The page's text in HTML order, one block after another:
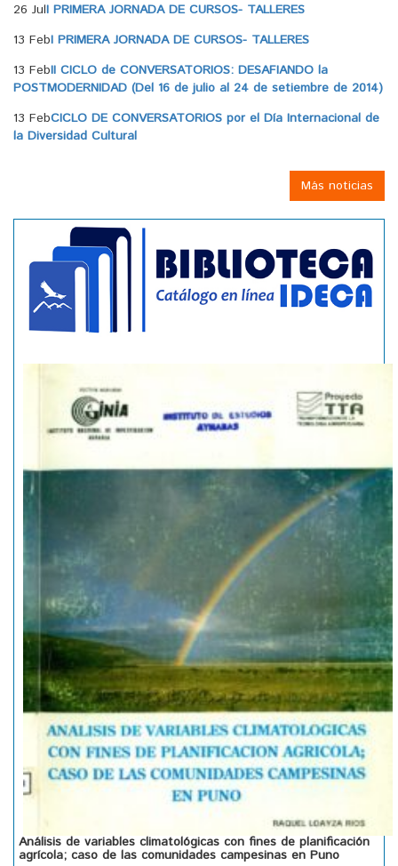
26 JulI PRIMERA JORNADA DE CURSOS- TALLERES
13 FebI PRIMERA JORNADA DE CURSOS- TALLERES
13 FebII CICLO de CONVERSATORIOS: DESAFIANDO la
POSTMODERNIDAD (Del 16 de julio al 24 de setiembre de 2014)
13 FebCICLO DE CONVERSATORIOS por el Día Internacional de
la Diversidad Cultural
Más noticias
Análisis de variables climatológicas con fines de planificación
agrícola; caso de las comunidades campesinas en Puno